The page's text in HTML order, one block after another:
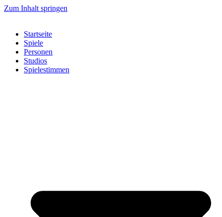
Zum Inhalt springen
Startseite
Spiele
Personen
Studios
Spielestimmen